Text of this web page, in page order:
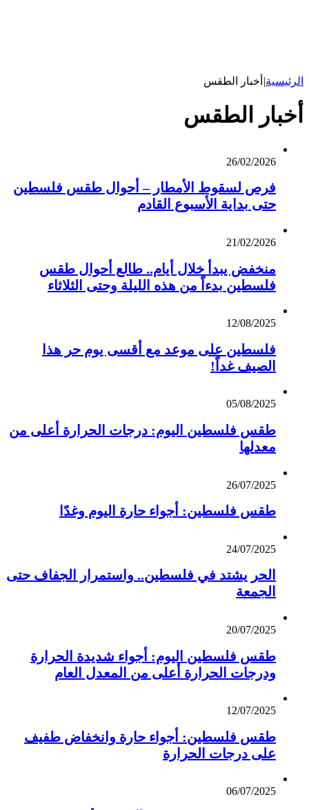
الرئيسية| أخبار الطقس
أخبار الطقس
26/02/2026
فرص لسقوط الأمطار – أحوال طقس فلسطين
حتى بداية الأسبوع القادم
21/02/2026
منخفض يبدأ خلال أيام.. طالع أحوال طقس
فلسطين بدءاً من هذه الليلة وحتى الثلاثاء
12/08/2025
فلسطين على موعد مع أقسى يوم حر هذا
الصيف غداً!
05/08/2025
طقس فلسطين اليوم: درجات الحرارة أعلى من
معدلها
26/07/2025
طقس فلسطين: أجواء حارة اليوم وغدًا
24/07/2025
الحر يشتد في فلسطين.. واستمرار الجفاف حتى
الجمعة
20/07/2025
طقس فلسطين اليوم: أجواء شديدة الحرارة
ودرجات الحرارة أعلى من المعدل العام
12/07/2025
طقس فلسطين: أجواء حارة وانخفاض طفيف
على درجات الحرارة
06/07/2025